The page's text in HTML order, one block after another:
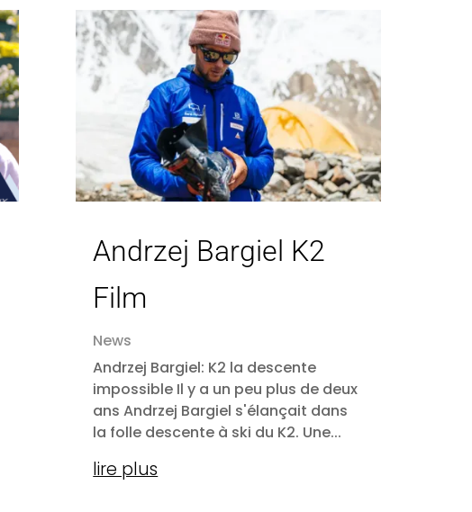
Andrzej Bargiel K2
Film
News
Andrzej Bargiel: K2 la descente
impossible Il y a un peu plus de deux
ans Andrzej Bargiel s'élançait dans
la folle descente à ski du K2. Une...
lire plus